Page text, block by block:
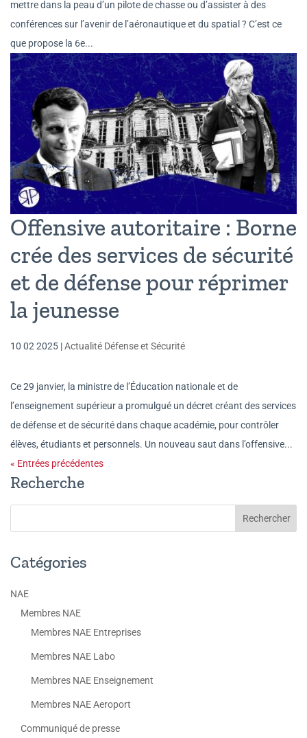
mettre dans la peau d’un pilote de chasse ou d’assister à des
conférences sur l’avenir de l’aéronautique et du spatial ? C’est ce
que propose la 6e...
Offensive autoritaire : Borne
crée des services de sécurité
et de défense pour réprimer
la jeunesse
10 02 2025 |Actualité Défense et Sécurité
Ce 29 janvier, la ministre de l’Éducation nationale et de
l’enseignement supérieur a promulgué un décret créant des services
de défense et de sécurité dans chaque académie, pour contrôler
élèves, étudiants et personnels. Un nouveau saut dans l’offensive...
« Entrées précédentes
Recherche
Catégories
NAE
Membres NAE
Membres NAE Entreprises
Membres NAE Labo
Membres NAE Enseignement
Membres NAE Aeroport
Communiqué de presse